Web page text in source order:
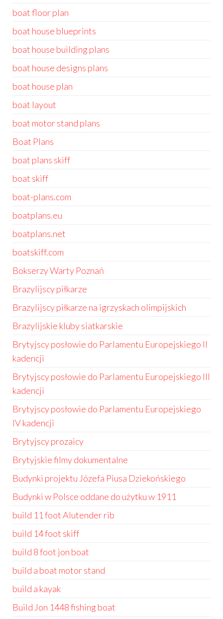
boat floor plan
boat house blueprints
boat house building plans
boat house designs plans
boat house plan
boat layout
boat motor stand plans
Boat Plans
boat plans skiff
boat skiff
boat-plans.com
boatplans.eu
boatplans.net
boatskiff.com
Bokserzy Warty Poznań
Brazylijscy piłkarze
Brazylijscy piłkarze na igrzyskach olimpijskich
Brazylijskie kluby siatkarskie
Brytyjscy posłowie do Parlamentu Europejskiego II
kadencji
Brytyjscy posłowie do Parlamentu Europejskiego III
kadencji
Brytyjscy posłowie do Parlamentu Europejskiego
IV kadencji
Brytyjscy prozaicy
Brytyjskie filmy dokumentalne
Budynki projektu Józefa Piusa Dziekońskiego
Budynki w Polsce oddane do użytku w 1911
build 11 foot Alutender rib
build 14 foot skiff
build 8 foot jon boat
build a boat motor stand
build a kayak
Build Jon 1448 fishing boat